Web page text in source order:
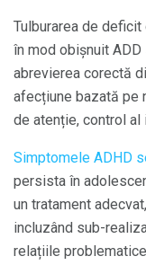
Tulburarea de
în mod obișnuit
abrevierea corectă
afecțiune bazată pe
de atenție, control
Simptomele ADHD
persista în
un tratament
incluzând sub-
relațiile